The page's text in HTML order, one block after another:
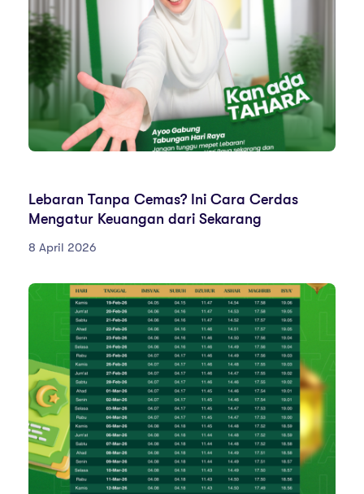
Lebaran Tanpa Cemas? Ini Cara Cerdas
Mengatur Keuangan dari Sekarang
8 April 2026